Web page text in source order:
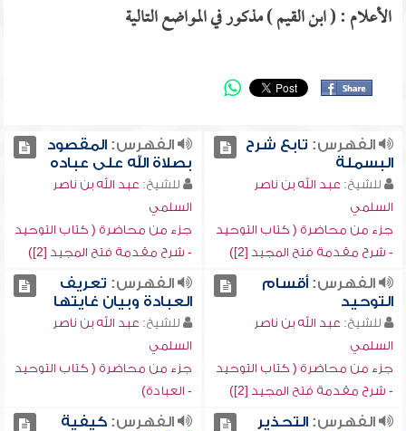
الأعلام : ( ابن القيم ) مذكور في المواضع التالية
الفهرس: تابع شرح
البسملة
للشيخ: عبد الله بن ناصر
السلمي
جزء من محاضرة ( كتاب التوحيد
- شرح مقدمة فتح المجيد [2])
الفهرس:المقصود
بصلاة الله على عباده
للشيخ: عبد الله بن ناصر
السلمي
جزء من محاضرة ( كتاب التوحيد
- شرح مقدمة فتح المجيد [2])
الفهرس:أقسام
التوحيد
للشيخ: عبد الله بن ناصر
السلمي
جزء من محاضرة ( كتاب التوحيد
- شرح مقدمة فتح المجيد [2])
الفهرس: تعريف
العبادة وبيان غايتها
للشيخ: عبد الله بن ناصر
السلمي
جزء من محاضرة ( كتاب التوحيد
- العبادة)
الفهرس:التحذير
الفهرس:كيفية